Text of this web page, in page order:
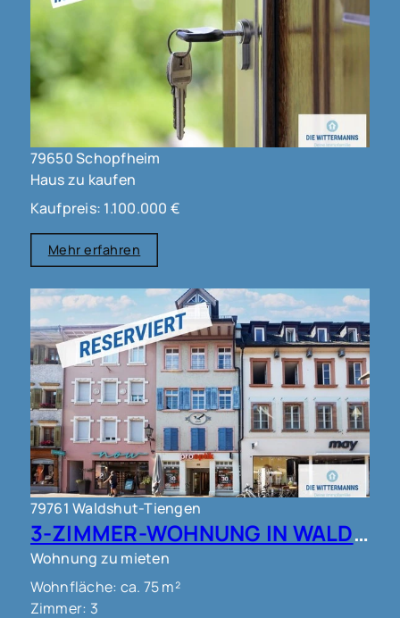
79650 Schopfheim
Haus zu kaufen
Kaufpreis: 1.100.000 €
Mehr erfahren
79761 Waldshut-Tiengen
3-ZIMMER-WOHNUNG IN WALDSHUT !!!
Wohnung zu mieten
Wohnfläche: ca. 75 m²
Zimmer: 3